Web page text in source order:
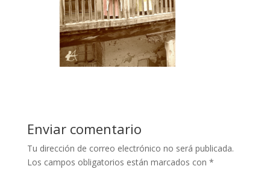
Enviar comentario
Tu dirección de correo electrónico no será publicada.
Los campos obligatorios están marcados con *